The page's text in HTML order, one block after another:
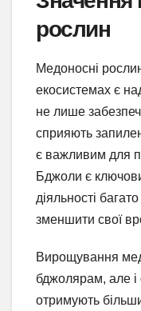
рослин
Медоносні
екосистемах є
не лише
сприяють
є важливим для
Бджоли є
діяльності
зменшити свої
Вирощування
бджолярам, але
отримують